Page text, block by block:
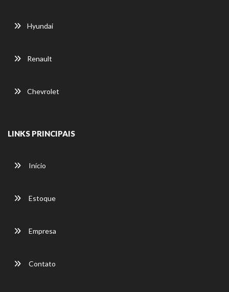
Hyundai
Renault
Chevrolet
LINKS PRINCIPAIS
Início
Estoque
Empresa
Contato